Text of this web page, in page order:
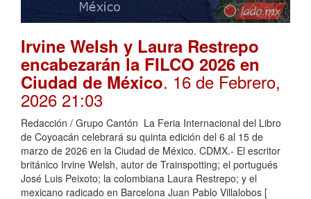
Irvine Welsh y Laura Restrepo
encabezarán la FILCO 2026 en
Ciudad de México. 16 de Febrero,
2026 21:03
Redacción / Grupo Cantón La Feria Internacional del Libro
de Coyoacán celebrará su quinta edición del 6 al 15 de
marzo de 2026 en la Ciudad de México. CDMX.- El escritor
británico Irvine Welsh, autor de Trainspotting; el portugués
José Luis Peixoto; la colombiana Laura Restrepo; y el
mexicano radicado en Barcelona Juan Pablo Villalobos [